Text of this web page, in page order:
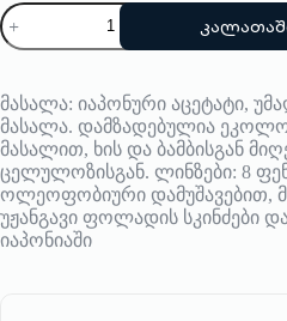
რაოდენობა:
მზის
სათვალე
V
მასალა: იაპონური აცეტატი,
მასალა. დამზადებულია
მასალით, ხის და ბამბისგან
ცელულოზისგან. ლინზები: 8
ოლეოფობიური დამუშავებით,
უჟანგავი ფოლადის სკინძები
იაპონიაში